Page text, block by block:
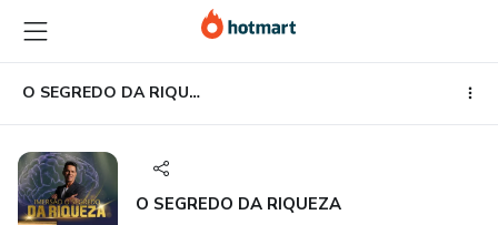
para
o
conteúdo
principal
para
o
pagamento
para
o
rodapé
O SEGREDO DA RIQUEZA
O SEGREDO DA RIQUEZA